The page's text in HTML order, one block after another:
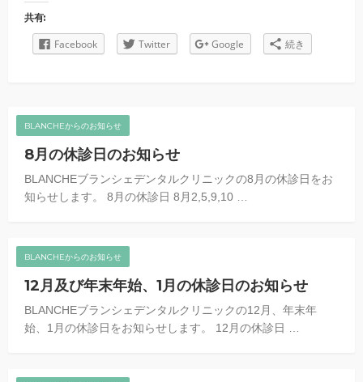
共有:
Facebook Twitter Google 続き
BLANCHEからのお知らせ
8月の休診日のお知らせ
BLANCHEブランシェデンタルクリニックの8月の休診日をお
知らせします。 8月の休診日 8月2,5,9,10 …
BLANCHEからのお知らせ
12月及び年末年始、1月の休診日のお知らせ
BLANCHEブランシェデンタルクリニックの12月、年末年
始、1月の休診日をお知らせします。 12月の休診日 …